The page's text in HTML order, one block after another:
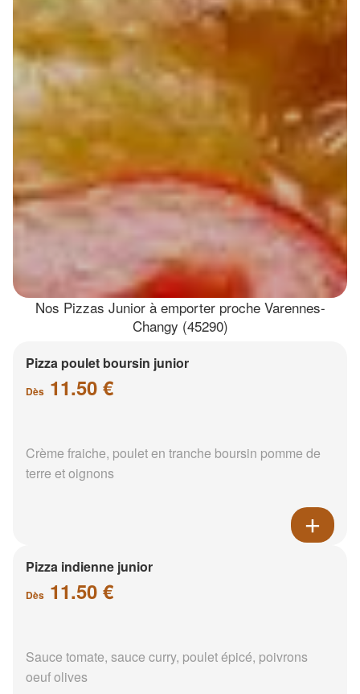
Nos Pizzas Junior à emporter proche Varennes-
Changy (45290)
Pizza poulet boursin junior
Dès 11.50 €
Crème fraiche, poulet en tranche boursin pomme de
terre et oignons
Pizza indienne junior
Dès 11.50 €
Sauce tomate, sauce curry, poulet épicé, poivrons
oeuf olives